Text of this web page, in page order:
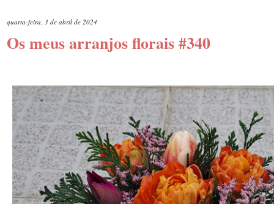
quarta-feira, 3 de abril de 2024
Os meus arranjos florais #340